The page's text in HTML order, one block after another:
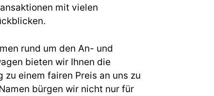
mit vielen
rund um den An- und
bieten wir Ihnen die
zu einem fairen Preis an uns zu
bürgen wir nicht nur für